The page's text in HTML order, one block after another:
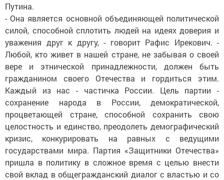
Путина.
- Она является основной объединяющей политической
силой, способной сплотить людей на идеях доверия и
уважения друг к другу, - говорит Рафис Ирекович. -
Любой, кто живет в нашей стране, не забывая о своей
вере и этнической принадлежнос­ти, должен быть
гражданином своего Оте­чества и гордиться этим.
Каждый из нас - частичка России. Цель партии -
сохранение народа в России, демократической,
процветающей стране, способной сохранить свою
целостность и единство, преодолеть демографический
кризис, конкурировать на равных с ведущими
государствами мира. Партия «Защитники Отечества»
пришла в политику в сложное время с целью внести
свой вклад в общегражданский диалог с властью и со